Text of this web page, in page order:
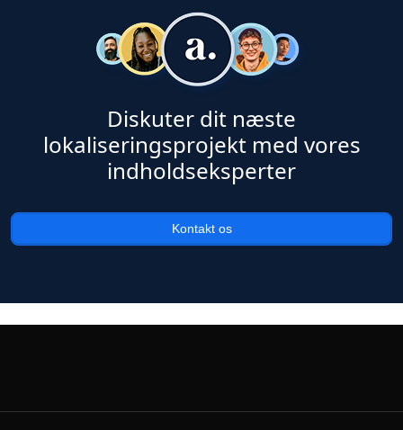
Diskuter dit næste
lokaliseringsprojekt med vores
indholdseksperter
Kontakt os